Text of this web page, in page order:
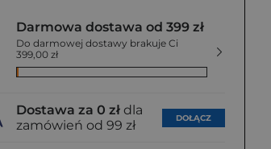
Darmowa dostawa od 399 zł
Do darmowej dostawy brakuje Ci
399,00 zł
Dostawa za 0 zł dla
zamówień od 99 zł
DOŁĄCZ